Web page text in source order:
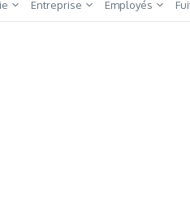
Entreprise Employés